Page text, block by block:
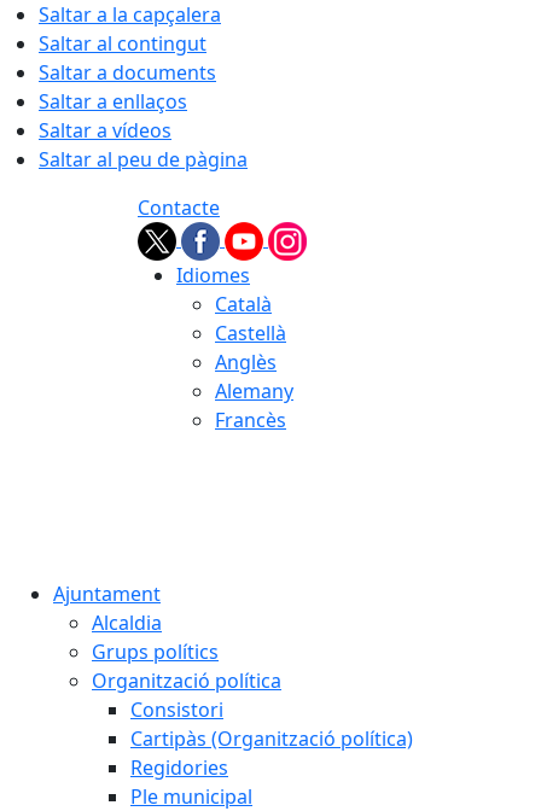
Saltar a la capçalera
Saltar al contingut
Saltar a documents
Saltar a enllaços
Saltar a vídeos
Saltar al peu de pàgina
Contacte
Idiomes
Català
Castellà
Anglès
Alemany
Francès
Ajuntament
Alcaldia
Grups polítics
Organització política
Consistori
Cartipàs (Organització política)
Regidories
Ple municipal